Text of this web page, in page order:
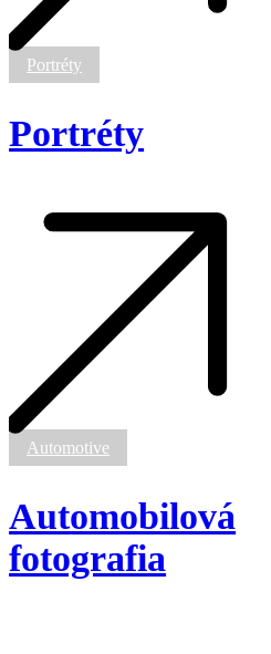
Portréty
Portréty
Automotive
Automobilová
fotografia